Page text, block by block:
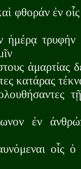
φθοράν ἐν
ἡμέρᾳ τρυφήν
ἁμαρτίας
κατάρας
ἐν
οἷς